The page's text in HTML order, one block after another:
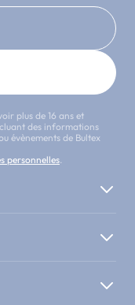
plus de 16 ans et
des informations
évènements de Bultex
personnelles.